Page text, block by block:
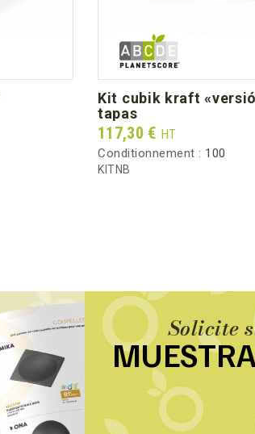
kit cubik kraft «versión b» +
tapas
Prix
117,30 € HT
Conditionnement : 100
KITNB
Solicite